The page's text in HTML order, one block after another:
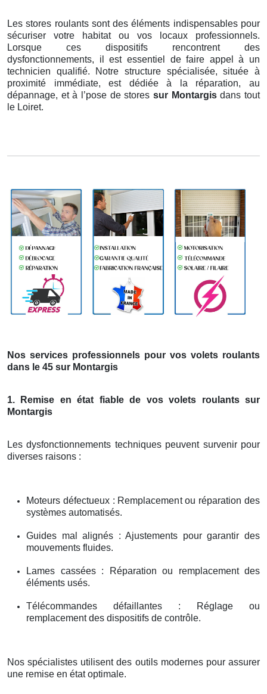
Les stores roulants sont des éléments indispensables pour
sécuriser votre habitat ou vos locaux professionnels.
Lorsque ces dispositifs rencontrent des
dysfonctionnements, il est essentiel de faire appel à un
technicien qualifié. Notre structure spécialisée, située à
proximité immédiate, est dédiée à la réparation, au
dépannage, et à l’pose de stores sur Montargisdans tout
le Loiret.
Nos services professionnels pour vos volets roulants
dans le 45 sur Montargis
1. Remise en état fiable de vos volets roulants sur
Montargis
Les dysfonctionnements techniques peuvent survenir pour
diverses raisons :
Moteurs défectueux : Remplacement ou réparation des
systèmes automatisés.
Guides mal alignés : Ajustements pour garantir des
mouvements fluides.
Lames cassées : Réparation ou remplacement des
éléments usés.
Télécommandes défaillantes : Réglage ou
remplacement des dispositifs de contrôle.
Nos spécialistes utilisent des outils modernes pour assurer
une remise en état optimale.